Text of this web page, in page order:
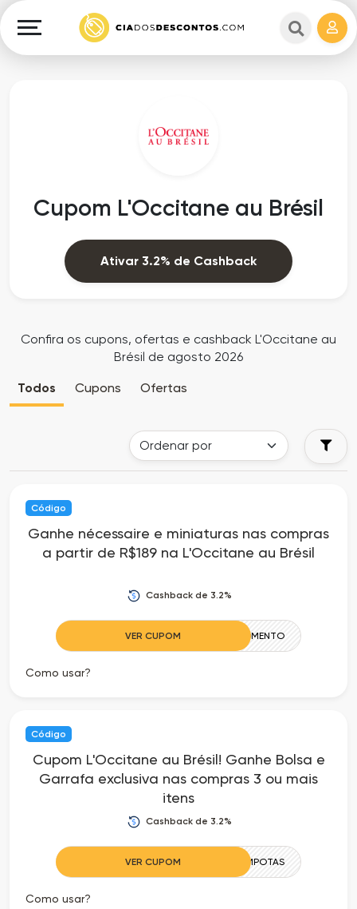
Cashback
Lojas
Datas
Especiais
Ofertas
Todos
os
Departamentos
as
Ofertas
Explorar
Cupons
Dinheiro
Ajuda
Cupom L'Occitane au Brésil
Ativar 3.2% de Cashback
Confira os cupons, ofertas e cashback L'Occitane au
Brésil de agosto 2026
Todos Cupons Ofertas
Código
Ganhe nécessaire e miniaturas nas compras
a partir de R$189 na L'Occitane au Brésil
Cashback de 3.2%
VER CUPOM MEUMOMENTO
Como usar?
Código
Cupom L'Occitane au Brésil! Ganhe Bolsa e
Garrafa exclusiva nas compras 3 ou mais
itens
Cashback de 3.2%
VER CUPOM COMPOTAS
Como usar?